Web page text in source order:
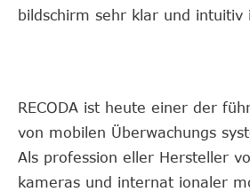
bildschirm sehr klar und intuitiv
RECODA ist heute einer der
von mobilen Überwachungs
Als profession eller Hersteller
kameras und internat ionaler